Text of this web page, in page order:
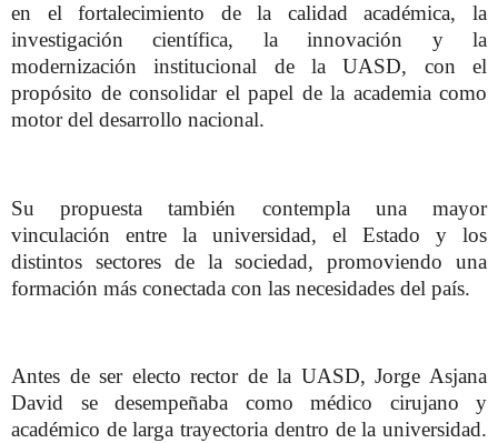
en el fortalecimiento de la calidad académica, la
investigación científica, la innovación y la
modernización institucional de la UASD, con el
propósito de consolidar el papel de la academia como
motor del desarrollo nacional.
Su propuesta también contempla una mayor
vinculación entre la universidad, el Estado y los
distintos sectores de la sociedad, promoviendo una
formación más conectada con las necesidades del país.
Antes de ser electo rector de la UASD, Jorge Asjana
David se desempeñaba como médico cirujano y
académico de larga trayectoria dentro de la universidad.